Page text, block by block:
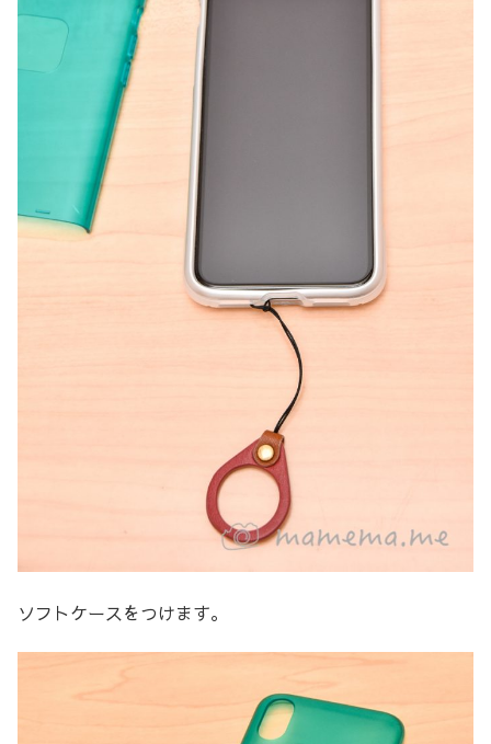
ソフトケースをつけます。